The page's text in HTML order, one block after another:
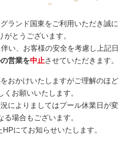
ランド国東をご利用いただき誠に
がとうございます。
い、お客様の安全を考慮し上記日
営業を中止させていただきます。
おかけいたしますがご理解のほど
くお願いいたします。
によりましてはプール休業日が変
る場合もございます。
にてお知らせいたします。